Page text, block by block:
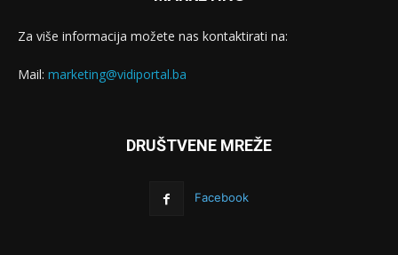
Za više informacija možete nas kontaktirati na:
Mail: marketing@vidiportal.ba
DRUŠTVENE MREŽE
Facebook